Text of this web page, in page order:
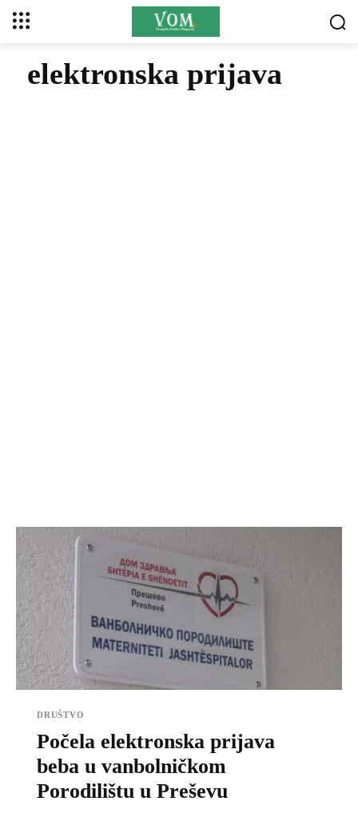
elektronska prijava
DRUŠTVO
Počela elektronska prijava
beba u vanbolničkom
Porodilištu u Preševu